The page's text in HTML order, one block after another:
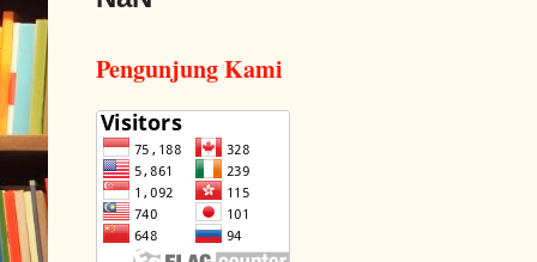
Pengunjung Kami